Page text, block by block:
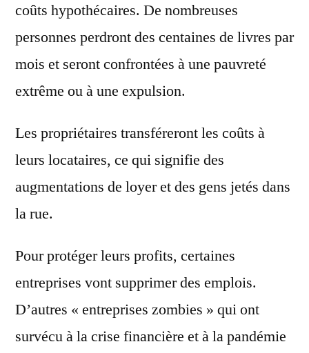
coûts hypothécaires. De nombreuses
personnes perdront des centaines de livres par
mois et seront confrontées à une pauvreté
extrême ou à une expulsion.
Les propriétaires transféreront les coûts à
leurs locataires, ce qui signifie des
augmentations de loyer et des gens jetés dans
la rue.
Pour protéger leurs profits, certaines
entreprises vont supprimer des emplois.
D’autres « entreprises zombies » qui ont
survécu à la crise financière et à la pandémie